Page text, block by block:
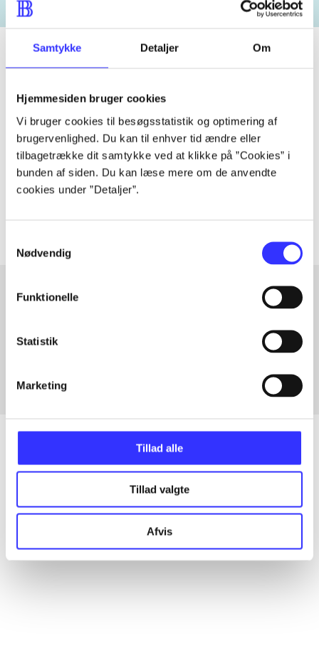
Samtykke Detaljer Om
Hjemmesiden bruger cookies
Vi bruger cookies til besøgsstatistik og optimering af
brugervenlighed. Du kan til enhver tid ændre eller
tilbagetrække dit samtykke ved at klikke på ”Cookies” i
bunden af siden. Du kan læse mere om de anvendte
cookies under ”Detaljer”.
Nødvendig
Funktionelle
Statistik
Marketing
Tillad alle
Tillad valgte
Afvis
Tidsskrift
Artiklen er en del af
lorem ipsum dolor sit amet ...
Tidsskrift
Artiklerne ihandler ofte om
Fra
Alle registrerede artikler fordelt på udgivelser